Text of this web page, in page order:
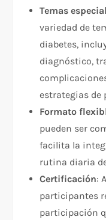
Temas
variedad de
diabetes,
diagnóstico,
estrategias de
Formato
pueden ser
facilita la
rutina diaria
Certificación:
participantes
participación